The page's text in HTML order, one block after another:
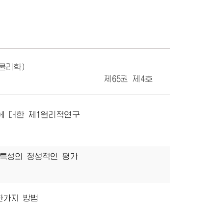
리학)
제65권 제4호
대한 제1원리적연구
성의 정성적인 평가
가지 방법